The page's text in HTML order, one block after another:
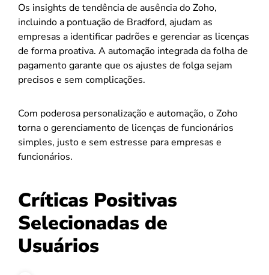
Os insights de tendência de ausência do Zoho,
incluindo a pontuação de Bradford, ajudam as
empresas a identificar padrões e gerenciar as licenças
de forma proativa. A automação integrada da folha de
pagamento garante que os ajustes de folga sejam
precisos e sem complicações.
Com poderosa personalização e automação, o Zoho
torna o gerenciamento de licenças de funcionários
simples, justo e sem estresse para empresas e
funcionários.
Críticas Positivas
Selecionadas de
Usuários